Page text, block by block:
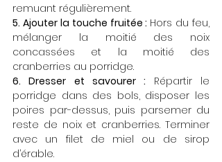
remuant régulièrement.
5. Ajouter la touche fruitée : Hors du feu,
mélanger la moitié des noix
concassées et la moitié des
cranberries au porridge.
6. Dresser et savourer : Répartir le
porridge dans des bols, disposer les
poires par-dessus, puis parsemer du
reste de noix et cranberries. Terminer
avec un filet de miel ou de sirop
d’érable.